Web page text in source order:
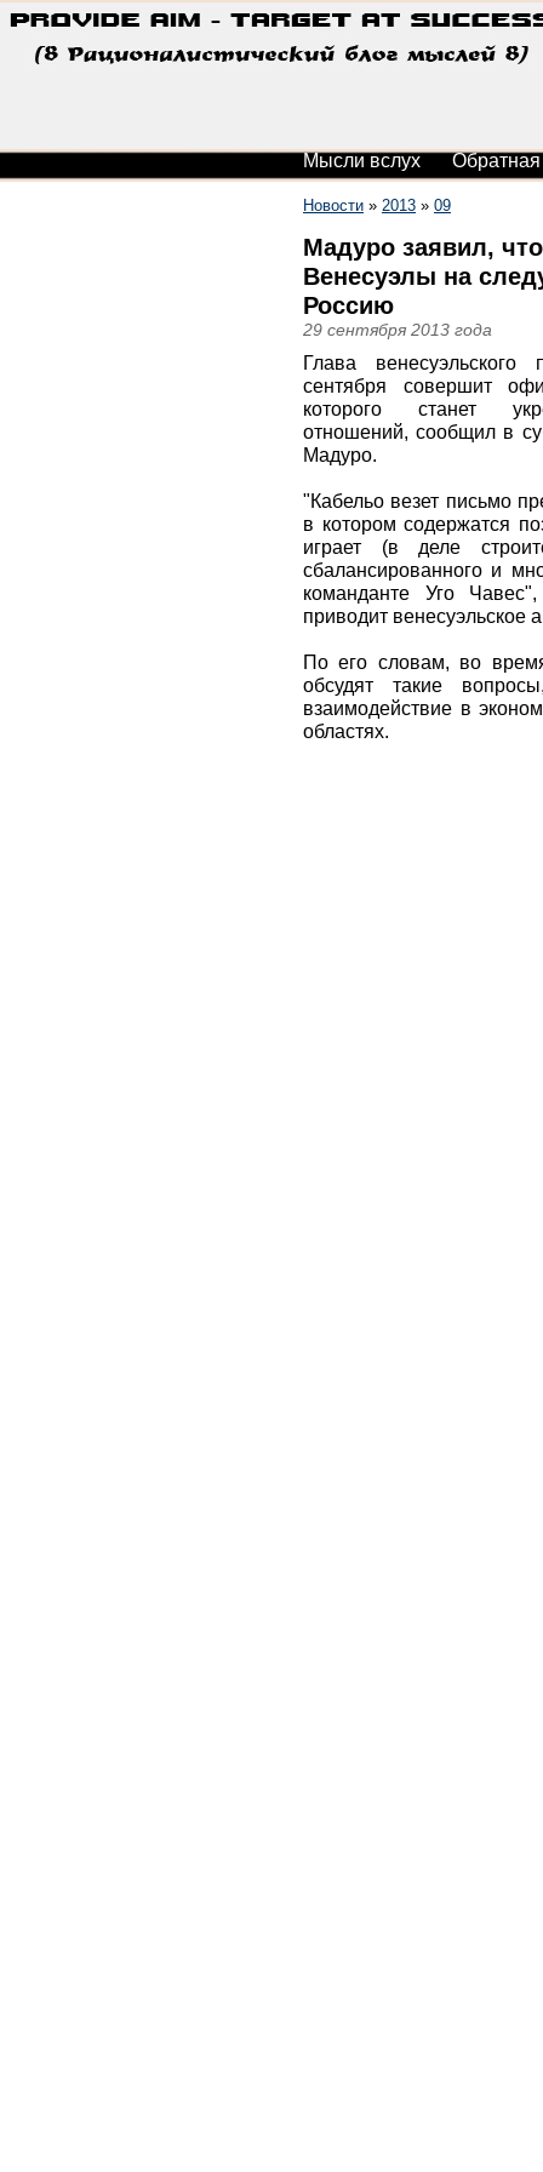
Мысли вслух Обратная
Новости » 2013 » 09
Мадуро заявил,
Венесуэлы на
Россию
29 сентября 2013 года
Глава
сентября совершит
которого станет
отношений, сообщил в
Мадуро.
"Кабельо везет письмо
в котором содержатся
играет (в деле
сбалансированного и
команданте Уго
приводит венесуэльское
По его словам, во
обсудят такие
взаимодействие в
областях.